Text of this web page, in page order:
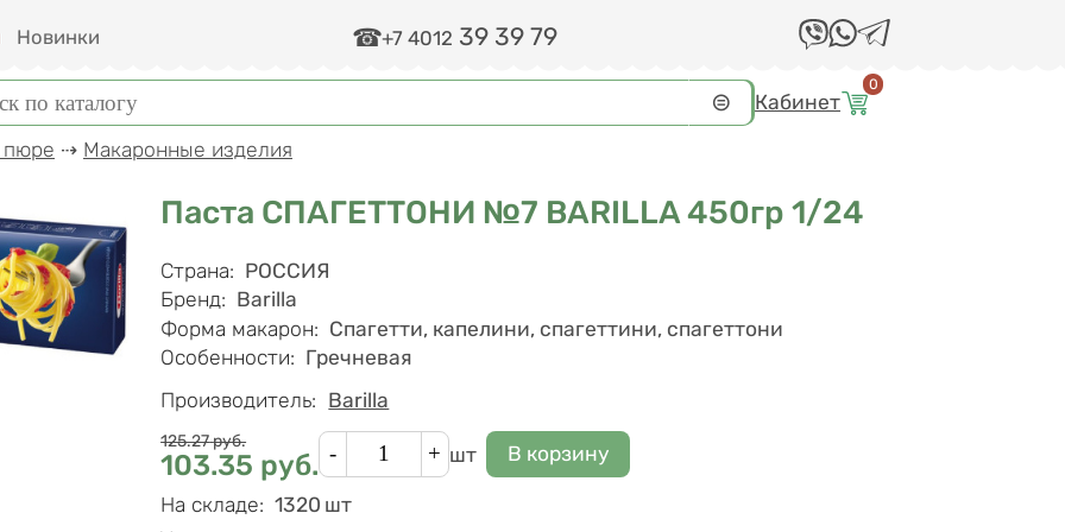
Новинки +7 4012 39 39 79
поиска Кабинет
0
пюре ⇢ Макаронные изделия
Паста СПАГЕТТОНИ №7 BARILLA 450гр 1/24
Характеристики
Страна: РОССИЯ
Бренд: Barilla
Форма макарон: Спагетти, капелини, спагеттини, спагеттони
Особенности: Гречневая
Производитель: Barilla
Цена
125.27руб.
103.35 руб.
Кол-во шт
На складе: 1320 шт